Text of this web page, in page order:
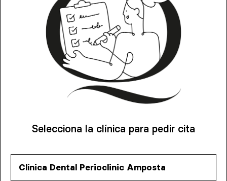
Selecciona la clínica para pedir cita
Clínica Dental Perioclinic Amposta